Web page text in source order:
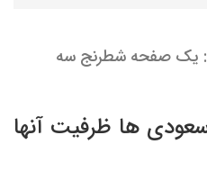
یک صفحه شطرنج سه
ها ظرفیت آنها